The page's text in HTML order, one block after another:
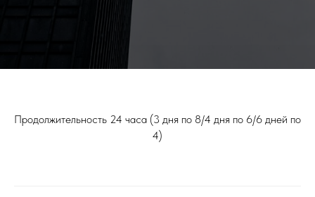
Продолжительность 24 часа (3 дня по 8/4 дня по 6/6 дней по
4)